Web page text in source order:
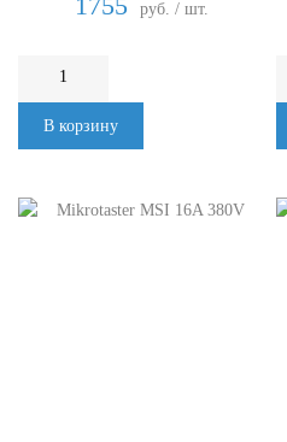
руб. / шт.
В корзину